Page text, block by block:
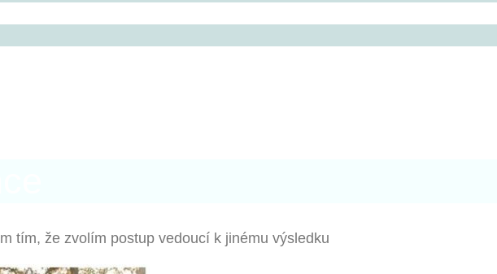
tím, že zvolím postup vedoucí k jinému výsledku